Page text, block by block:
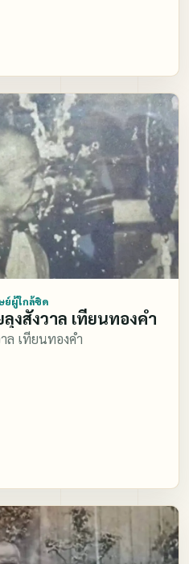
ย์ผู้ใกล้ชิด
งสังวาล เทียนทองคำ
ล เทียนทองคำ